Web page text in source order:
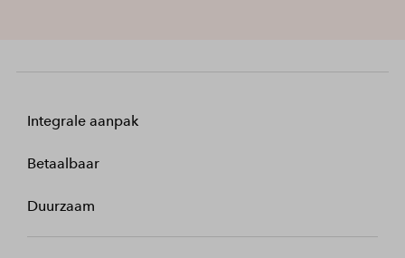
Integrale aanpak
Betaalbaar
Duurzaam